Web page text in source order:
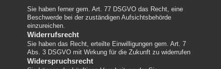
Sie haben ferner gem. Art. 77 DSGVO das Recht, eine
Beschwerde bei der zuständigen Aufsichtsbehörde
einzureichen.
Widerrufsrecht
Sie haben das Recht, erteilte Einwilligungen gem. Art. 7
Abs. 3 DSGVO mit Wirkung für die Zukunft zu widerrufen
Widerspruchsrecht